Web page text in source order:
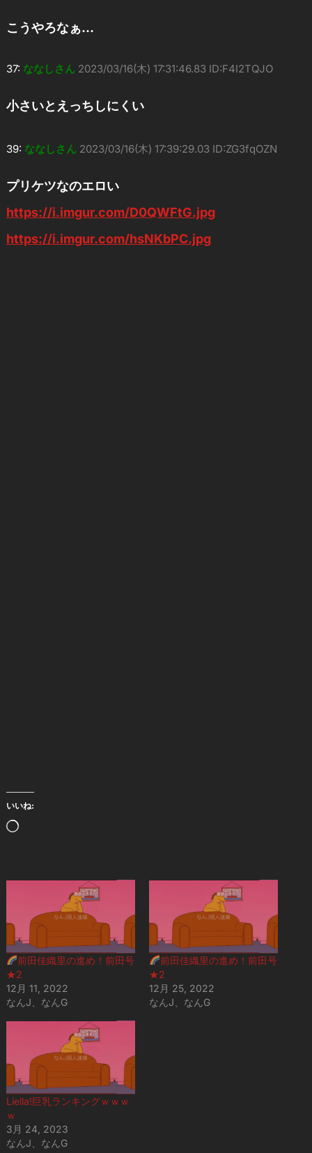
こうやろなぁ…
37: ななしさん 2023/03/16(木) 17:31:46.83 ID:F4I2TQJO
小さいとえっちしにくい
39: ななしさん 2023/03/16(木) 17:39:29.03 ID:ZG3fqOZN
プリケツなのエロい
https://i.imgur.com/D0QWFtG.jpg
https://i.imgur.com/hsNKbPC.jpg
いいね:
読
み
前田佳織里の進め！前田号
★2
12月 11, 2022
なんJ、なんG
前田佳織里の進め！前田号
★2
12月 25, 2022
なんJ、なんG
Liella!巨乳ランキングｗｗｗ
ｗ
3月 24, 2023
なんJ、なんG